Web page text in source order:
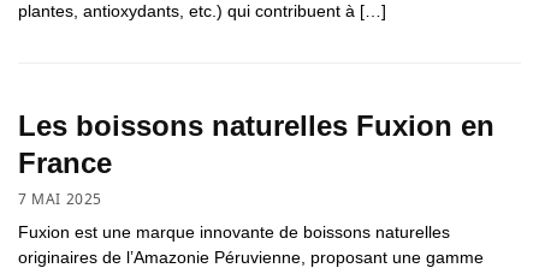
plantes, antioxydants, etc.) qui contribuent à […]
Les boissons naturelles Fuxion en
France
7 MAI 2025
Fuxion est une marque innovante de boissons naturelles
originaires de l’Amazonie Péruvienne, proposant une gamme